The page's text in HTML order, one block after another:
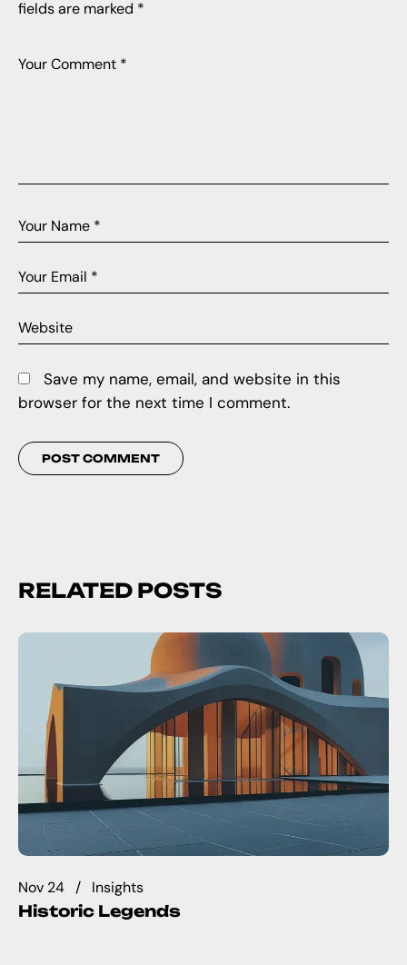
fields are marked *
Save my name, email, and website in this
browser for the next time I comment.
RELATED POSTS
Nov 24
Insights
Historic Legends